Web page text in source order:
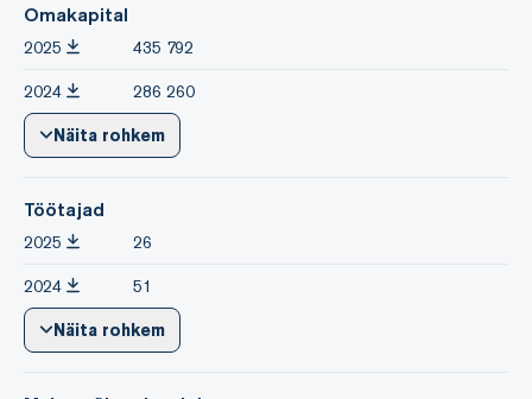
Omakapital
2025 435 792
2024 286 260
Näita rohkem
Töötajad
2025 26
2024 51
Näita rohkem